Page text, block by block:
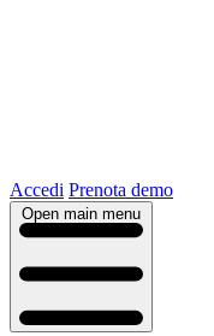
Accedi Prenota demo
Open main menu